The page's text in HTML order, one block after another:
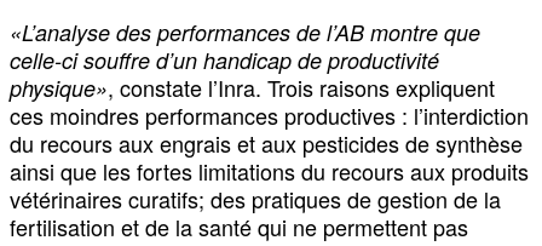
«L’analyse des performances de l’AB montre que
celle-ci souffre d’un handicap de productivité
physique», constate l’Inra. Trois raisons expliquent
ces moindres performances productives : l’interdiction
du recours aux engrais et aux pesticides de synthèse
ainsi que les fortes limitations du recours aux produits
vétérinaires curatifs; des pratiques de gestion de la
fertilisation et de la santé qui ne permettent pas